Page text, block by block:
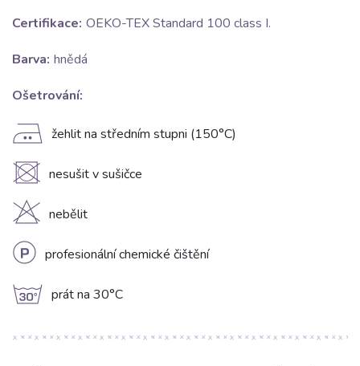
Certifikace: OEKO-TEX Standard 100 class I.
Barva: hnědá
Ošetrování:
E žehlit na středním stupni (150°C)
U nesušit v sušičce
H nebělit
L profesionální chemické čištění
g prát na 30°C